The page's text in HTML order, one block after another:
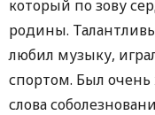
который по зову
родины.
любил музыку,
спортом. Был
слова